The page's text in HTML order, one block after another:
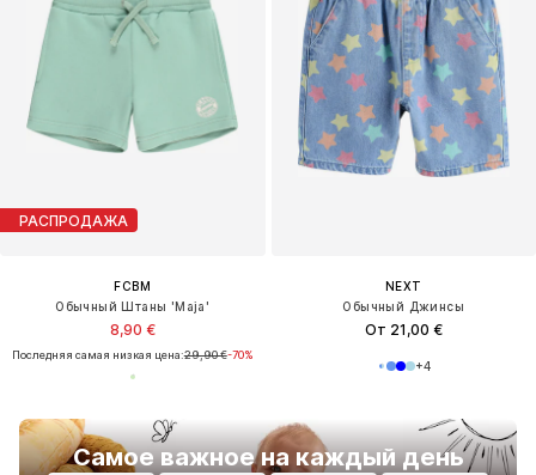
РАСПРОДАЖА
FCBM
Обычный Штаны 'Maja'
8,90 €
Последняя самая низкая цена:29,90 €-70%
Самое важное на каждый день
NEXT
Обычный Джинсы
От 21,00 €
+4